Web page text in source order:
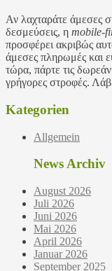
Αν λαχταράτε άμεσες
δεσμεύσεις, η
προσφέρει ακριβώς
άμεσες πληρωμές και
τώρα, πάρτε τις
γρήγορες στροφές.
Kategorien
Allgemein
News Archiv
August 2026
Juli 2026
Juni 2026
Mai 2026
April 2026
Januar 2026
September 2025